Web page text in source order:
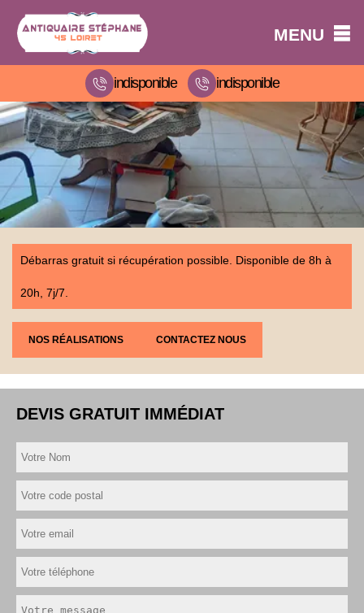
MENU
indisponible indisponible
Débarras gratuit si récupération possible. Disponible de 8h à
20h, 7j/7.
NOS RÉALISATIONS CONTACTEZ NOUS
DEVIS GRATUIT IMMÉDIAT